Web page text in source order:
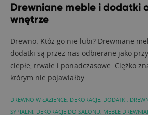
Drewniane meble i dodatki
wnętrze
Drewno. Któż go nie lubi? Drewniane
dodatki są przez nas odbierane jako
ciepłe, trwałe i ponadczasowe. Ciężko
którym nie pojawiałby ...
DREWNO W ŁAZIENCE, DEKORACJE, DODATKI,
SYPIALNI, DEKORACJE DO SALONU, MEBLE